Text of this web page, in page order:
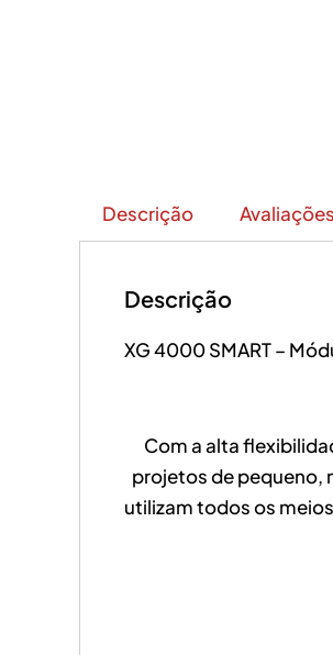
Descrição
Descrição
XG 4000 SMART –
Com a alta
projetos de pequeno,
utilizam todos os